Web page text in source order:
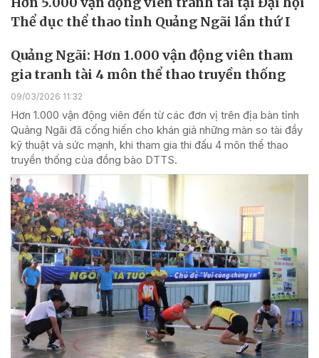
Thể dục thể thao tỉnh Quảng Ngãi lần thứ I
Quảng Ngãi: Hơn 1.000 vận động viên tham
gia tranh tài 4 môn thể thao truyền thống
09/03/2026 11:32
Hơn 1.000 vận động viên đến từ các đơn vị trên địa bàn tỉnh
Quảng Ngãi đã cống hiến cho khán giả những màn so tài đầy
kỹ thuật và sức mạnh, khi tham gia thi đấu 4 môn thể thao
truyền thống của đồng bào DTTS.